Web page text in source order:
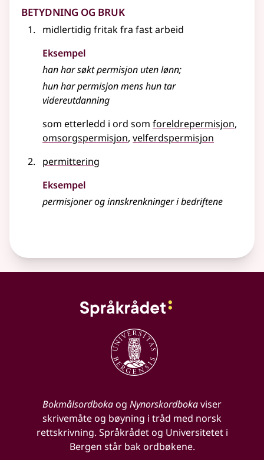
Betydning og bruk
midlertidig fritak fra fast arbeid
Eksempel
han har søkt permisjon uten lønn;
hun har permisjon mens hun tar
videreutdanning
som etterledd i ord som foreldrepermisjon
omsorgspermisjon velferdspermisjon
permittering
Eksempel
permisjonerog innskrenkninger i bedriftene
Bokmålsordbokaog Nynorskordbokaviser
skrivemåte og bøyning i tråd med norsk
rettskrivning. Språkrådet og Universitetet i
Bergen står bak ordbøkene.